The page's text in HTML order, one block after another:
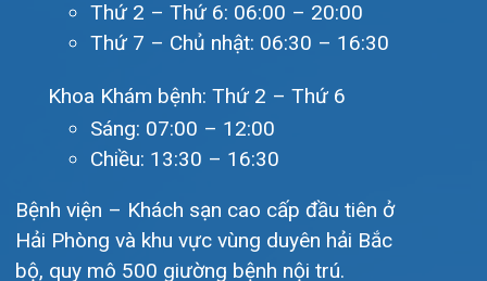
Giới thiệu
Hướng dẫn khám
Văn bản pháp quy
Video
Tin tức